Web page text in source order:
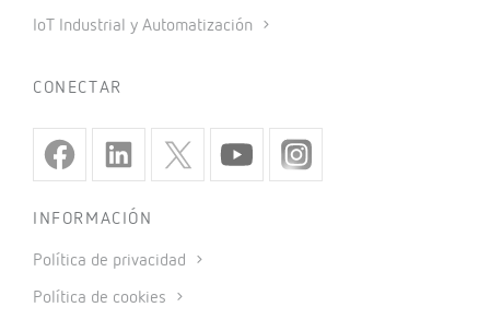
IoT Industrial y Automatización
CONECTAR
INFORMACIÓN
Política de privacidad
Política de cookies